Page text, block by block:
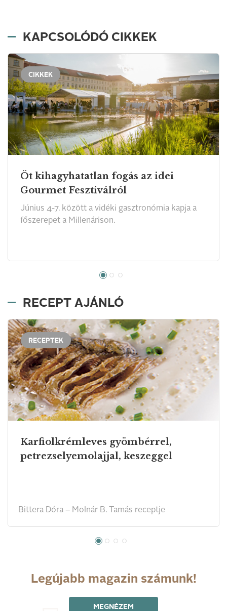
KAPCSOLÓDÓ CIKKEK
CIKKEK
Öt kihagyhatatlan fogás az idei
Gourmet Fesztiválról
Június 4-7. között a vidéki gasztronómia kapja a
főszerepet a Millenárison.
RECEPT AJÁNLÓ
RECEPTEK
Karfiolkrémleves gyömbérrel,
petrezselyemolajjal, keszeggel
Bittera Dóra – Molnár B. Tamás receptje
Legújabb magazin számunk!
MEGNÉZEM